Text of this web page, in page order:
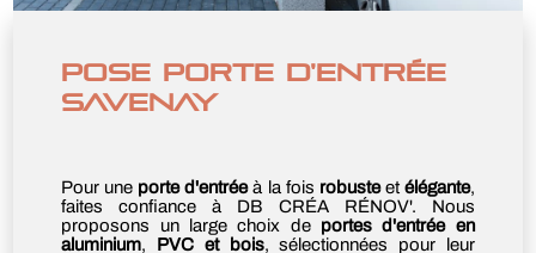
POSE PORTE D'ENTRÉE
SAVENAY
Pour une porte d'entréeà la fois robusteet élégante,
faites confiance à DB CRÉA RÉNOV'. Nous
proposons un large choix de portes d'entrée en
aluminium, PVC et bois, sélectionnées pour leur